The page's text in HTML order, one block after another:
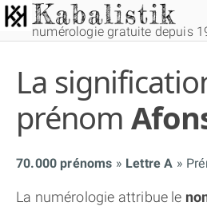
numérologie gratuite depuis
La
prénom
70.000 prénoms Lettre A
La numérologie attribue le
THÈME